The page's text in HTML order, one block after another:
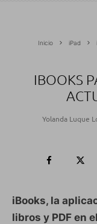
Inicio iPad
IBOOKS
Yolanda Luque
iBooks, la
libros y PDF en